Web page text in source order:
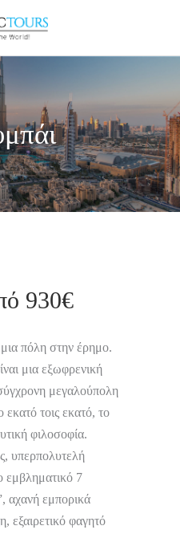
930€
πόλη στην έρημο.
μια εξωφρενική
μεγαλούπολη
εκατό τοις εκατό, το
φιλοσοφία.
υπερπολυτελή
εμβληματικό 7
αχανή εμπορικά
εξαιρετικό φαγητό